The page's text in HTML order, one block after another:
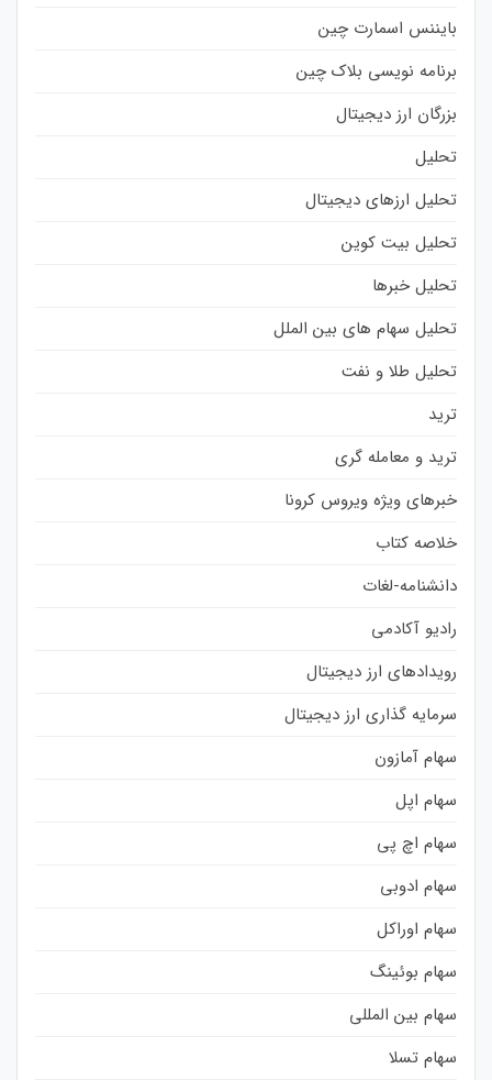
بایننس اسمارت چین
برنامه نویسی بلاک چین
بزرگان ارز دیجیتال
تحلیل
تحلیل ارزهای دیجیتال
تحلیل بیت کوین
تحلیل خبرها
تحلیل سهام های بین الملل
تحلیل طلا و نفت
ترید
ترید و معامله گری
خبرهای ویژه ویروس کرونا
خلاصه کتاب
دانشنامه-لغات
رادیو آکادمی
رویدادهای ارز دیجیتال
سرمایه گذاری ارز دیجیتال
سهام آمازون
سهام اپل
سهام اچ پی
سهام ادوبی
سهام اوراکل
سهام بوئینگ
سهام بین المللی
سهام تسلا